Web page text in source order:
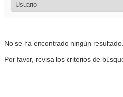
No se ha encontrado ningún resultado.
Por favor, revisa los criterios de